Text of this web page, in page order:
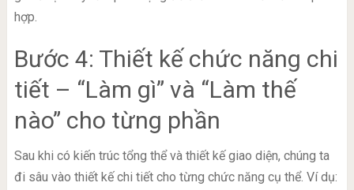
hợp.
Bước 4: Thiết kế chức năng chi
tiết – “Làm gì” và “Làm thế
nào” cho từng phần
Sau khi có kiến trúc tổng thể và thiết kế giao diện, chúng ta
đi sâu vào thiết kế chi tiết cho từng chức năng cụ thể. Ví dụ: